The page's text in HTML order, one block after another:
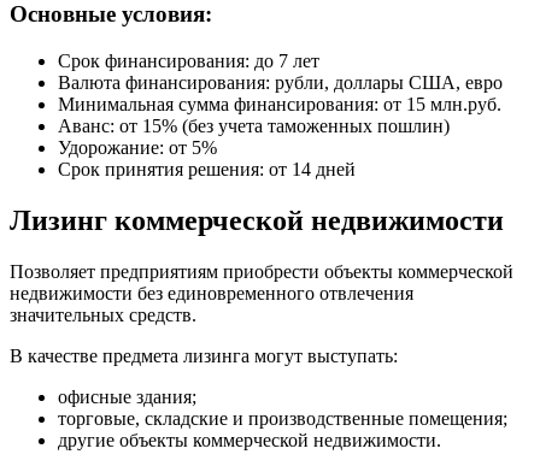
Основные условия:
Срок финансирования: до 7 лет
Валюта финансирования: рубли, доллары США, евро
Минимальная сумма финансирования: от 15 млн.руб.
Аванс: от 15% (без учета таможенных пошлин)
Удорожание: от 5%
Срок принятия решения: от 14 дней
Лизинг коммерческой недвижимости
Позволяет предприятиям приобрести объекты коммерческой
недвижимости без единовременного отвлечения
значительных средств.
В качестве предмета лизинга могут выступать:
офисные здания;
торговые, складские и производственные помещения;
другие объекты коммерческой недвижимости.